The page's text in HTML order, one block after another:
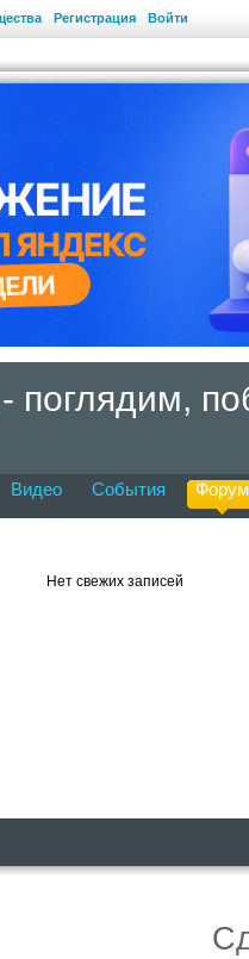
Регистрация Войти
поглядим,
Видео События Форум
Нет свежих записей